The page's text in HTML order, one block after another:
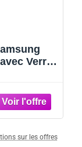
Verre
Foncé